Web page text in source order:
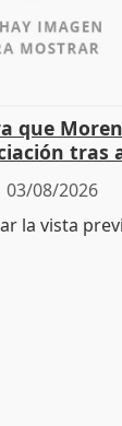
que
tras
03/08/2026